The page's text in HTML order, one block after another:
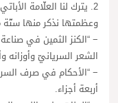
2. يترك لنا العلّامة
وعظمتها نذكر منها
الشعر السريانيّ وأوزانه
أربعة أجزاء.